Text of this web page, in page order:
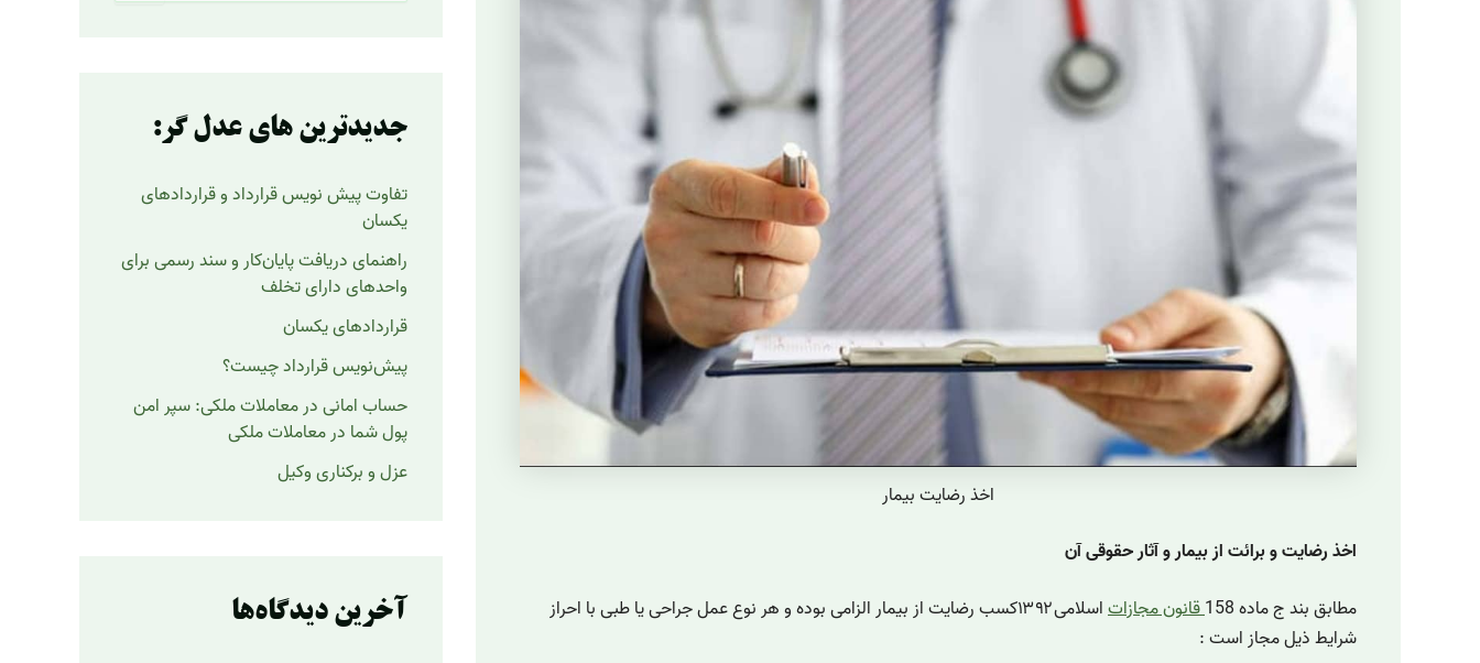
اخذ رضایت بیمار
اخذ رضایت و برائت از بیمار و آثار حقوقی آن
مطابق بند ج ماده 158 قانون مجازات
اسلامی۱۳۹۲کسب رضایت از بیمار الزامی بوده و هر نوع عمل جراحی یا طبی با احراز
شرایط ذیل مجاز است :
اجدیدترین های عدل گر:
تفاوت پیش نویس قرارداد و قراردادهای
یکسان
راهنمای دریافت پایان‌کار و سند رسمی برای
واحدهای دارای تخلف
قراردادهای یکسان
پیش‌نویس قرارداد چیست؟
حساب امانی در معاملات ملکی: سپر امن
پول شما در معاملات ملکی
عزل و برکناری وکیل
آخرین دیدگاه‌ها